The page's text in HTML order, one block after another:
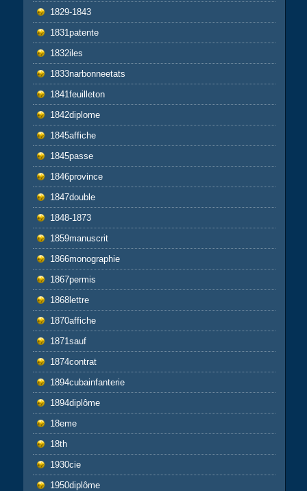
1829-1843
1831patente
1832iles
1833narbonneetats
1841feuilleton
1842diplome
1845affiche
1845passe
1846province
1847double
1848-1873
1859manuscrit
1866monographie
1867permis
1868lettre
1870affiche
1871sauf
1874contrat
1894cubainfanterie
1894diplôme
18eme
18th
1930cie
1950diplôme